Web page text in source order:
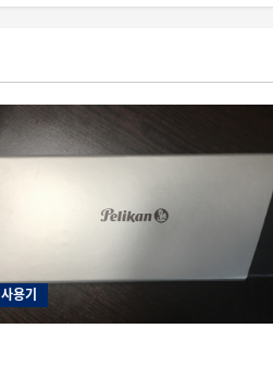
사용기